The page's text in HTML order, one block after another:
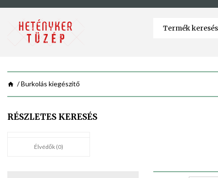
Burkolás kiegészítő
RÉSZLETES KERESÉS
Élvédők (0)